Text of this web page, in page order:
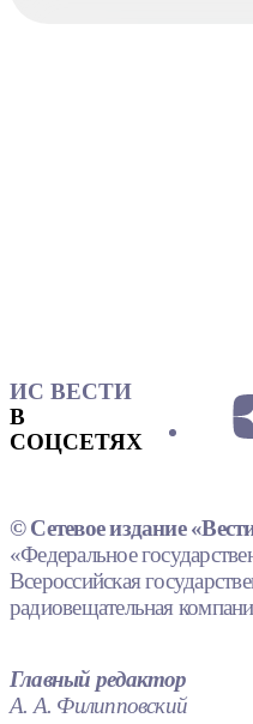
ИС ВЕСТИ
В
СОЦСЕТЯХ
© Сетевое издание
«Федеральное
Всероссийская
радиовещательная
Главный редактор
А. А. Филипповский